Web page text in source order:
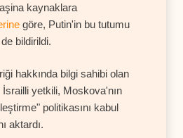
kaynaklara
göre, Putin'in bu tutumu
bildirildi.
hakkında bilgi sahibi olan
İsrailli yetkili, Moskova'nın
politikasını kabul
aktardı.